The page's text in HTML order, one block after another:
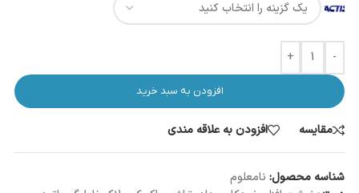
-
+
افزودن به سبد خرید
مقایسه افزودن به علاقه مندی
شناسه محصول: نامعلوم